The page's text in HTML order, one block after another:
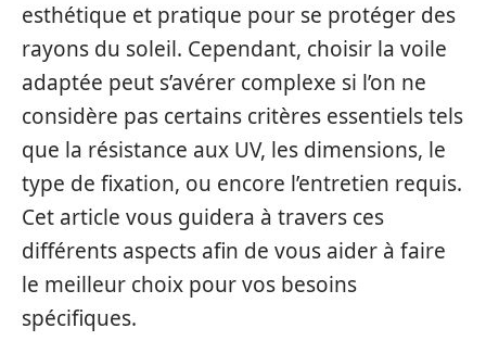
esthétique et pratique pour se protéger des
rayons du soleil. Cependant, choisir la voile
adaptée peut s’avérer complexe si l’on ne
considère pas certains critères essentiels tels
que la résistance aux UV, les dimensions, le
type de fixation, ou encore l’entretien requis.
Cet article vous guidera à travers ces
différents aspects afin de vous aider à faire
le meilleur choix pour vos besoins
spécifiques.